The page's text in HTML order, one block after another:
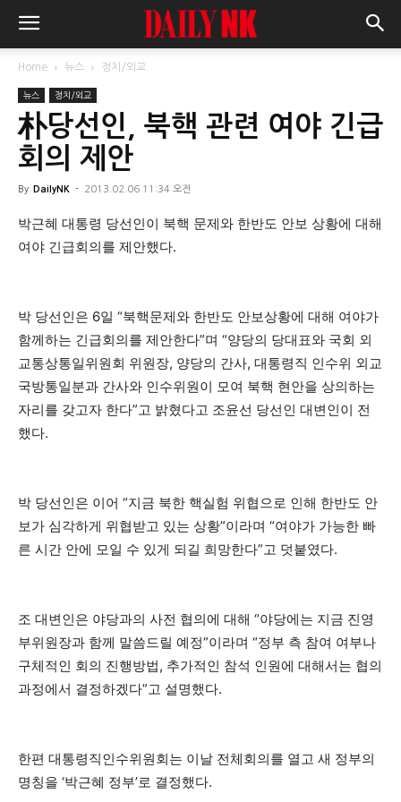
Home 뉴스 정치/외교
뉴스 정치/외교
朴당선인, 북핵 관련 여야 긴급
회의 제안
By DailyNK - 2013.02.06 11:34 오전
박근혜 대통령 당선인이 북핵 문제와 한반도 안보 상황에 대해
여야 긴급회의를 제안했다.
박 당선인은 6일 “북핵문제와 한반도 안보상황에 대해 여야가
함께하는 긴급회의를 제안한다”며 “양당의 당대표와 국회 외
교통상통일위원회 위원장, 양당의 간사, 대통령직 인수위 외교
국방통일분과 간사와 인수위원이 모여 북핵 현안을 상의하는
자리를 갖고자 한다”고 밝혔다고 조윤선 당선인 대변인이 전
했다.
박 당선인은 이어 “지금 북한 핵실험 위협으로 인해 한반도 안
보가 심각하게 위협받고 있는 상황”이라며 “여야가 가능한 빠
른 시간 안에 모일 수 있게 되길 희망한다”고 덧붙였다.
조 대변인은 야당과의 사전 협의에 대해 “야당에는 지금 진영
부위원장과 함께 말씀드릴 예정”이라며 “정부 측 참여 여부나
구체적인 회의 진행방법, 추가적인 참석 인원에 대해서는 협의
과정에서 결정하겠다”고 설명했다.
한편 대통령직인수위원회는 이날 전체회의를 열고 새 정부의
명칭을 ‘박근혜 정부’로 결정했다.